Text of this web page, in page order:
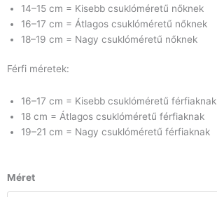
14–15 cm = Kisebb csuklóméretű nőknek
16–17 cm = Átlagos csuklóméretű nőknek
18–19 cm = Nagy csuklóméretű nőknek
Férfi méretek:
16–17 cm = Kisebb csuklóméretű férfiaknak
18 cm = Átlagos csuklóméretű férfiaknak
19–21 cm = Nagy csuklóméretű férfiaknak
Méret
Életfa
medál